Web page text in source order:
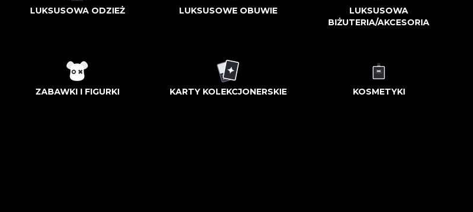
LUKSUSOWA ODZIEŻ LUKSUSOWE OBUWIE
LUKSUSOWA
BIŻUTERIA/AKCESORIA
ZABAWKI I FIGURKI KARTY KOLEKCJONERSKIE KOSMETYKI